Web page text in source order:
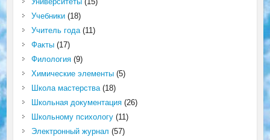
Учебники(18)
Учитель года(11)
Факты(17)
Филология(9)
Химические элементы(5)
Школа мастерства(18)
Школьная документация(26)
Школьному психологу(11)
Электронный журнал (57)